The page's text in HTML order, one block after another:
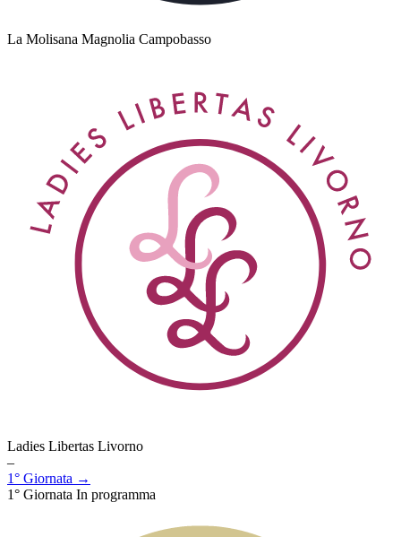
La Molisana Magnolia Campobasso
Ladies Libertas Livorno
–
1° Giornata →
1° Giornata In programma